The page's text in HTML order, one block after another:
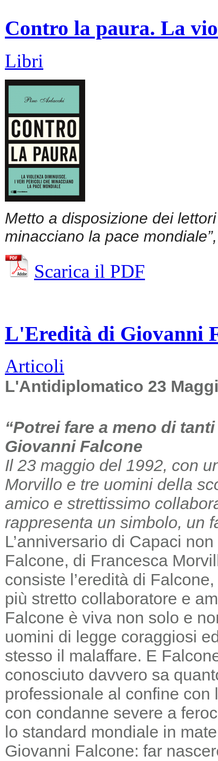
Contro la paura. La
Libri
Metto a disposizione dei
minacciano la pace
Scarica il PDF
L'Eredità di Giovanni
Articoli
L'Antidiplomatico 23
“Potrei fare a meno di
Giovanni Falcone
Il 23 maggio del 1992, con
Morvillo e tre uomini della
amico e strettissimo
rappresenta un simbolo, un
L’anniversario di Capaci
Falcone, di Francesca
consiste l’eredità di
più stretto collaboratore e
Falcone è viva non solo e
uomini di legge coraggiosi
stesso il malaffare. E
conosciuto davvero sa
professionale al confine
con condanne severe a
lo standard mondiale in
Giovanni Falcone: far